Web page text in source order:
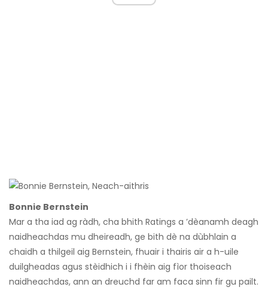
Bonnie Bernstein
Mar a tha iad ag ràdh, cha bhith Ratings a ’dèanamh deagh
naidheachdas mu dheireadh, ge bith dè na dùbhlain a
chaidh a thilgeil aig Bernstein, fhuair i thairis air a h-uile
duilgheadas agus stèidhich i i fhèin aig fìor thoiseach
naidheachdas, ann an dreuchd far am faca sinn fir gu pailt.